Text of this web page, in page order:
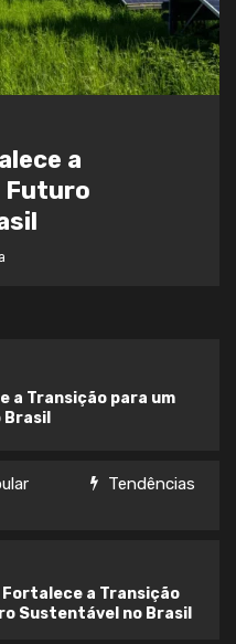
a Transição para um
o Seu
Tendências
Fortalece a Transição
Sustentável no Brasil